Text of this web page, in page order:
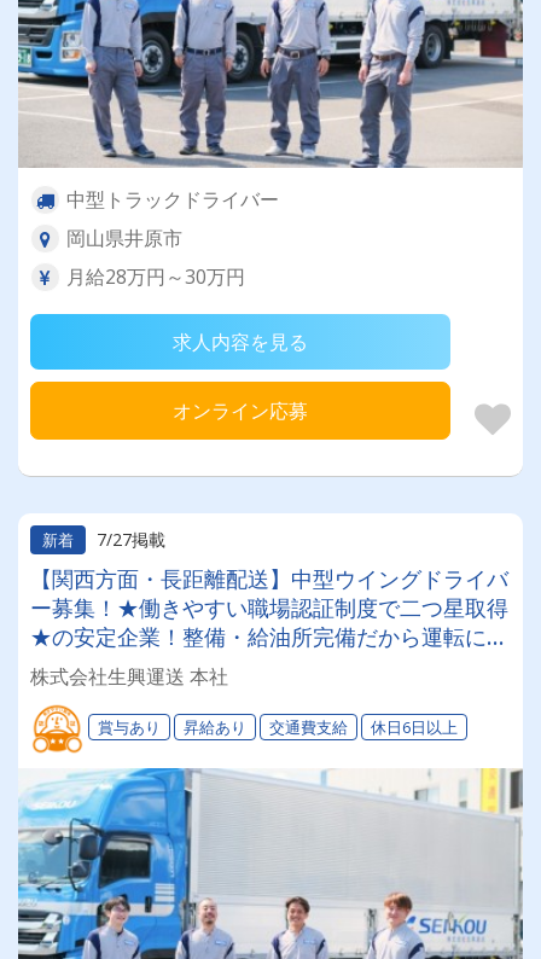
中型トラックドライバー
岡山県井原市
月給28万円～30万円
求人内容を見る
オンライン応募
新着 7/27掲載
【関西方面・長距離配送】中型ウイングドライバ
ー募集！★働きやすい職場認証制度で二つ星取得
★の安定企業！整備・給油所完備だから運転に専
念できる！未経験でも安心！
株式会社生興運送 本社
賞与あり 昇給あり 交通費支給 休日6日以上